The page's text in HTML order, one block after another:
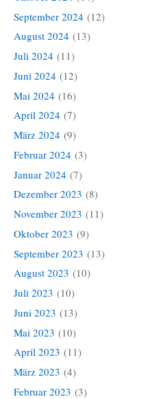
September 2024 (12)
August 2024 (13)
Juli 2024 (11)
Juni 2024 (12)
Mai 2024 (16)
April 2024 (7)
März 2024 (9)
Februar 2024 (3)
Januar 2024 (7)
Dezember 2023 (8)
November 2023 (11)
Oktober 2023 (9)
September 2023 (13)
August 2023 (10)
Juli 2023 (10)
Juni 2023 (13)
Mai 2023 (10)
April 2023 (11)
März 2023 (4)
Februar 2023 (3)